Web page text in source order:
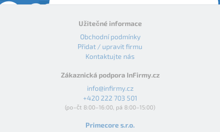
Užitečné informace
Obchodní podmínky
Přidat / upravit firmu
Kontaktujte nás
Zákaznická podpora InFirmy.cz
info@infirmy.cz
+420 222 703 501
(po–čt 8:00–16:00, pá 8:00–15:00)
Primecore s.r.o.